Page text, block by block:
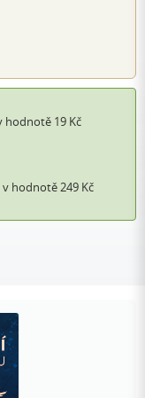
hodnotě 19 Kč
v hodnotě 249 Kč